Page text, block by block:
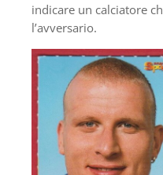
indicare un calciatore
l’avversario.